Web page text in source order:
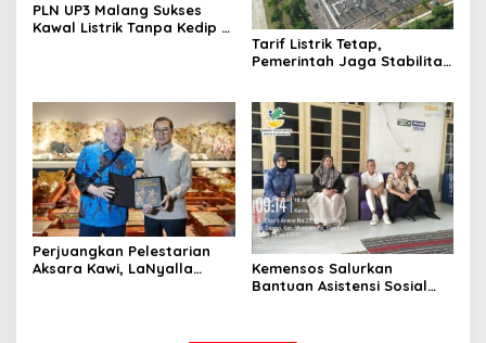
PLN UP3 Malang Sukses
Kawal Listrik Tanpa Kedip di
Tarif Listrik Tetap,
Pemerintah Jaga Stabilitas
Perjuangkan Pelestarian
Aksara Kawi, LaNyalla
Kemensos Salurkan
Bantuan Asistensi Sosial